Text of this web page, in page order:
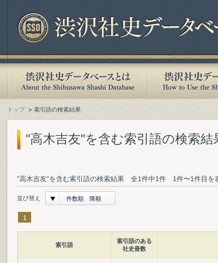
トップ 索引語の検索結果
"高木吉友"を含む索引語の検索結
"高木吉友"を含む索引語の検索結果 全1件中1件 1件〜1件目を
並び替え 件数順 降順
1
索引語
索引語のある
社史冊数